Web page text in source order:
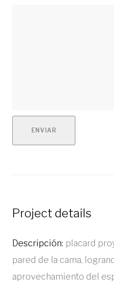
ENVIAR
Project details
Descripción: placard
pared de la cama,
aprovechamiento del